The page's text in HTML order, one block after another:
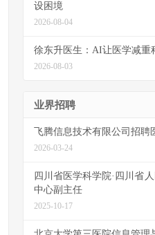
设困境
2026-08-04
徐东升医生：AI让医学减重
2026-08-03
业界招聘
飞腾信息技术有限公司招
2026-03-24
四川省医学科学院·四川省
中心副主任
2025-10-17